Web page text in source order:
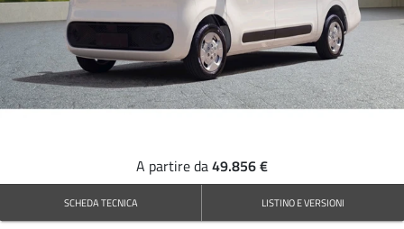
A partire da49.856 €
SCHEDA TECNICA LISTINO E VERSIONI